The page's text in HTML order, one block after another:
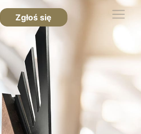
Zgłoś się